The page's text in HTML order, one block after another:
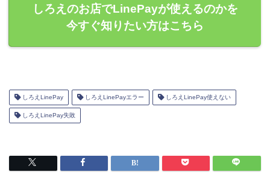
しろえのお店でLinePayが使えるのかを
今すぐ知りたい方はこちら
しろえLinePay しろえLinePayエラー しろえLinePay使えない
しろえLinePay失敗